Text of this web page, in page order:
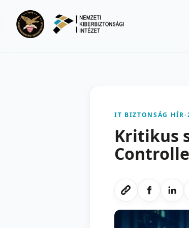
IT BIZTONSÁG HÍR-
Kritikus
Link masolasa